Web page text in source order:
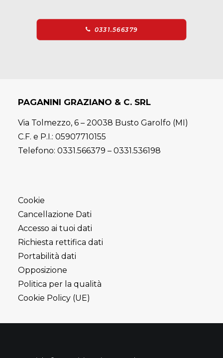
0331.566379
PAGANINI GRAZIANO & C. SRL
Via Tolmezzo, 6 – 20038 Busto Garolfo (MI)
C.F. e P.I.: 05907710155
Telefono: 0331.566379 – 0331.536198
Cookie
Cancellazione Dati
Accesso ai tuoi dati
Richiesta rettifica dati
Portabilità dati
Opposizione
Politica per la qualità
Cookie Policy (UE)